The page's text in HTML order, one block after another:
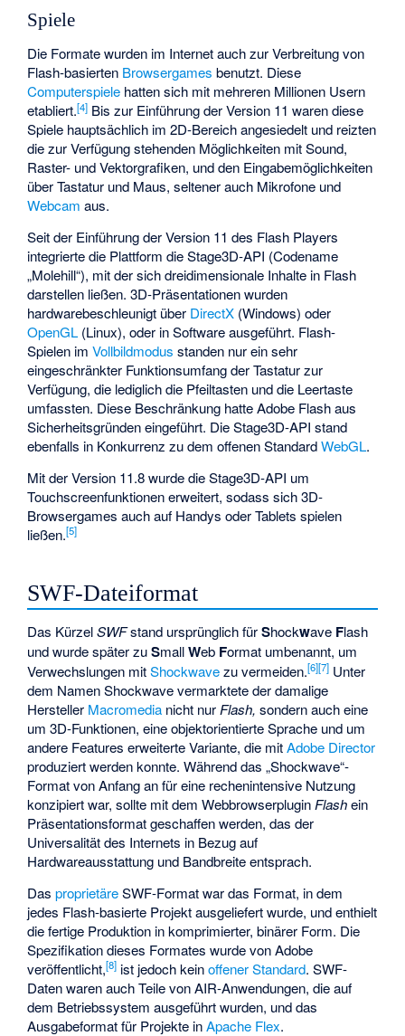
Spiele
Die Formate wurden im Internet auch zur Verbreitung von
Flash-basierten Browsergames benutzt. Diese
Computerspiele hatten sich mit mehreren Millionen Usern
etabliert.[4] Bis zur Einführung der Version 11 waren diese
Spiele hauptsächlich im 2D-Bereich angesiedelt und reizten
die zur Verfügung stehenden Möglichkeiten mit Sound,
Raster- und Vektorgrafiken, und den Eingabemöglichkeiten
über Tastatur und Maus, seltener auch Mikrofone und
Webcam aus.
Seit der Einführung der Version 11 des Flash Players
integrierte die Plattform die Stage3D-API (Codename
„Molehill“), mit der sich dreidimensionale Inhalte in Flash
darstellen ließen. 3D-Präsentationen wurden
hardwarebeschleunigt über DirectX (Windows) oder
OpenGL (Linux), oder in Software ausgeführt. Flash-
Spielen imVollbildmodus standen nur ein sehr
eingeschränkter Funktionsumfang der Tastatur zur
Verfügung, die lediglich die Pfeiltasten und die Leertaste
umfassten. Diese Beschränkung hatte Adobe Flash aus
Sicherheitsgründen eingeführt. Die Stage3D-API stand
ebenfalls in Konkurrenz zu dem offenen StandardWebGL.
Mit der Version 11.8 wurde die Stage3D-API um
Touchscreenfunktionen erweitert, sodass sich 3D-
Browsergames auch auf Handys oder Tablets spielen
ließen.[5]
SWF-Dateiformat
Das KürzelSWFstand ursprünglich fürShockwave Flash
und wurde später zuSmallWeb Format umbenannt, um
Verwechslungen mitShockwavezu vermeiden.[6][7] Unter
dem Namen Shockwave vermarktete der damalige
Hersteller Macromedia nicht nur Flash, sondern auch eine
um 3D-Funktionen, eine objektorientierte Sprache und um
andere Features erweiterte Variante, die mitAdobe Director
produziert werden konnte. Während das „Shockwave“-
Format von Anfang an für eine rechenintensive Nutzung
konzipiert war, sollte mit dem Webbrowserplugin Flashein
Präsentationsformat geschaffen werden, das der
Universalität des Internets in Bezug auf
Hardwareausstattung und Bandbreite entsprach.
DasproprietäreSWF-Format war das Format, in dem
jedes Flash-basierte Projekt ausgeliefert wurde, und enthielt
die fertige Produktion in komprimierter, binärer Form. Die
Spezifikation dieses Formates wurde von Adobe
veröffentlicht,[8] ist jedoch keinoffener Standard. SWF-
Daten waren auch Teile von AIR-Anwendungen, die auf
dem Betriebssystem ausgeführt wurden, und das
Ausgabeformat für Projekte inApache Flex.